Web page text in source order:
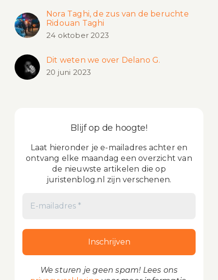
Nora Taghi, de zus van de beruchte
Ridouan Taghi
24 oktober 2023
Dit weten we over Delano G.
20 juni 2023
Blijf op de hoogte!
Laat hieronder je e-mailadres achter en
ontvang elke maandag een overzicht van
de nieuwste artikelen die op
juristenblog.nl zijn verschenen.
We sturen je geen spam! Lees ons